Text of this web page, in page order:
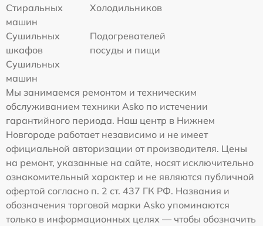
Стиральных
машин
Холодильников
Сушильных
шкафов
Подогревателей
посуды и пищи
Сушильных
машин
Мы занимаемся ремонтом и техническим
обслуживанием техники Asko по истечении
гарантийного периода. Наш центр в Нижнем
Новгороде работает независимо и не имеет
официальной авторизации от производителя. Цены
на ремонт, указанные на сайте, носят исключительно
ознакомительный характер и не являются публичной
офертой согласно п. 2 ст. 437 ГК РФ. Названия и
обозначения торговой марки Asko упоминаются
только в информационных целях — чтобы обозначить